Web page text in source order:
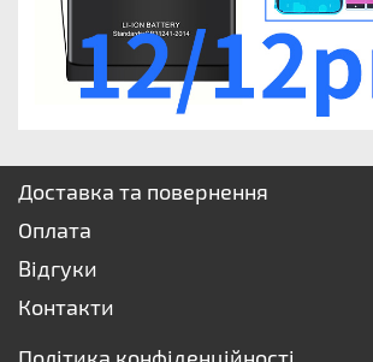
Доставка та повернення
Оплата
Відгуки
Контакти